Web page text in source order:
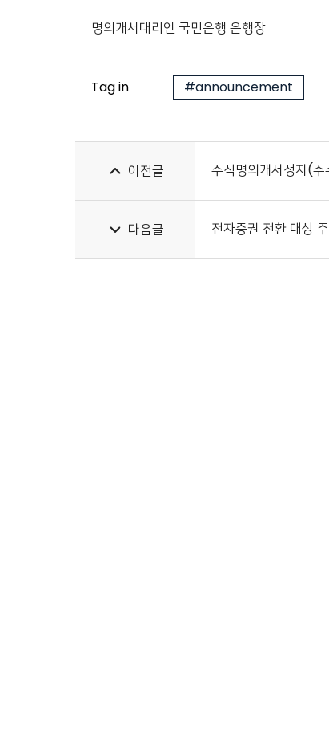
명의개서대리인 국민은행 은행장
Tag in #announcement
이전글 주식명의개서정지(
다음글 전자증권 전환 대상